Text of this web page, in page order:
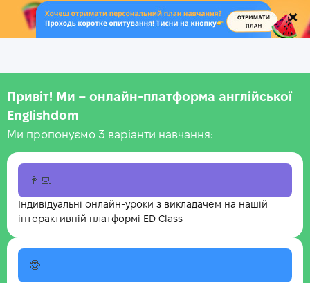
.
Привіт! Ми – онлайн-платформа англійської
Englishdom
Ми пропонуємо 3 варіанти навчання:
👩‍💻
Індивідуальні онлайн-уроки з викладачем на нашій
інтерактивній платформі ED Class
🤓